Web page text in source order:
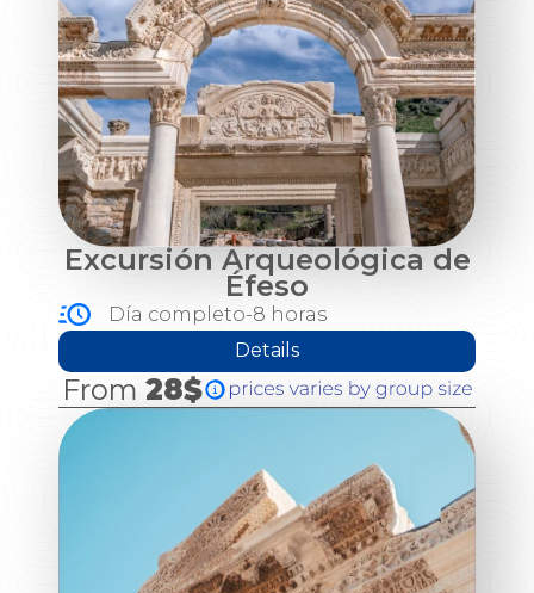
Excursión Arqueológica de
Éfeso
Día completo-8 horas
Details
From 28$